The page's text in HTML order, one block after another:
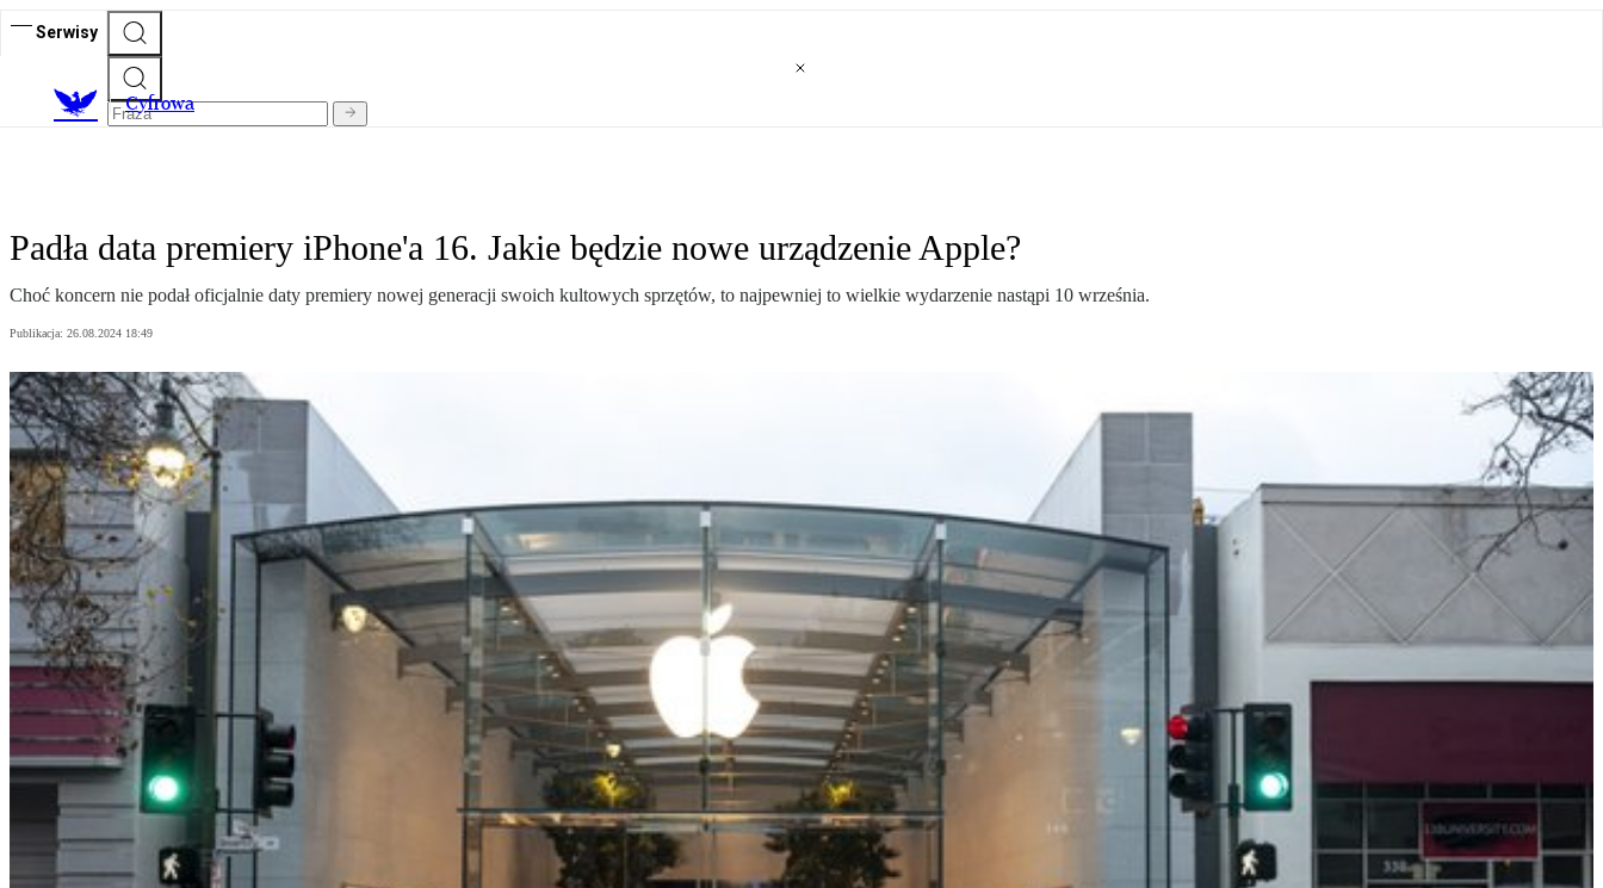
Serwisy
Cyfrowa
Padła data premiery iPhone'a 16. Jakie będzie nowe urządzenie Apple?
Choć koncern nie podał oficjalnie daty premiery nowej generacji swoich kultowych sprzętów, to najpewniej to wielkie wydarzenie nastąpi 10 września.
Publikacja: 26.08.2024 18:49